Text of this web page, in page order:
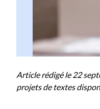
Article rédigé le 22
projets de textes